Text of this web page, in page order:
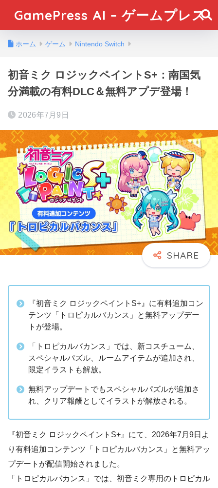
GamePress AI – ゲームプレス
ホーム ゲーム Nintendo Switch
初音ミク ロジックペイントS+：南国気
分満載の有料DLC＆無料アプデ登場！
2026年7月9日
『初音ミク ロジックペイントS+』に有料追加コン
テンツ「トロピカルバカンス」と無料アップデー
トが登場。
「トロピカルバカンス」では、新コスチューム、
スペシャルパズル、ルームアイテムが追加され、
限定イラストも解放。
無料アップデートでもスペシャルパズルが追加さ
れ、クリア報酬としてイラストが解放される。
『初音ミク ロジックペイントS+』にて、2026年7月9日よ
り有料追加コンテンツ「トロピカルバカンス」と無料アッ
プデートが配信開始されました。
「トロピカルバカンス」では、初音ミク専用のトロピカル